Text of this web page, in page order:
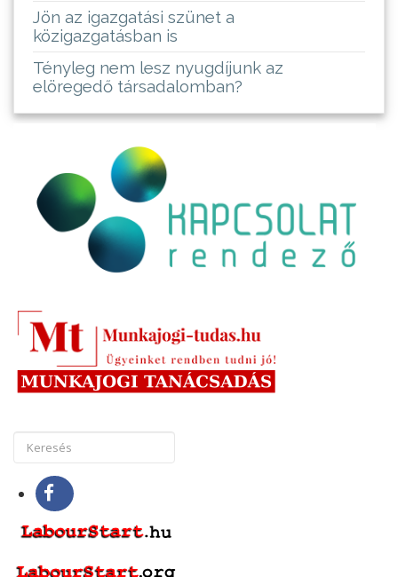
Jön az igazgatási szünet a
közigazgatásban is
Tényleg nem lesz nyugdíjunk az
elöregedő társadalomban?